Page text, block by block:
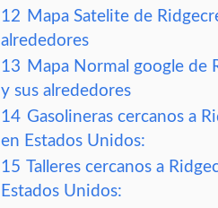
12 Mapa Satelite de
alrededores
13 Mapa Normal google de
y sus alrededores
14 Gasolineras cercanos a
en Estados Unidos:
15 Talleres cercanos a
Estados Unidos: